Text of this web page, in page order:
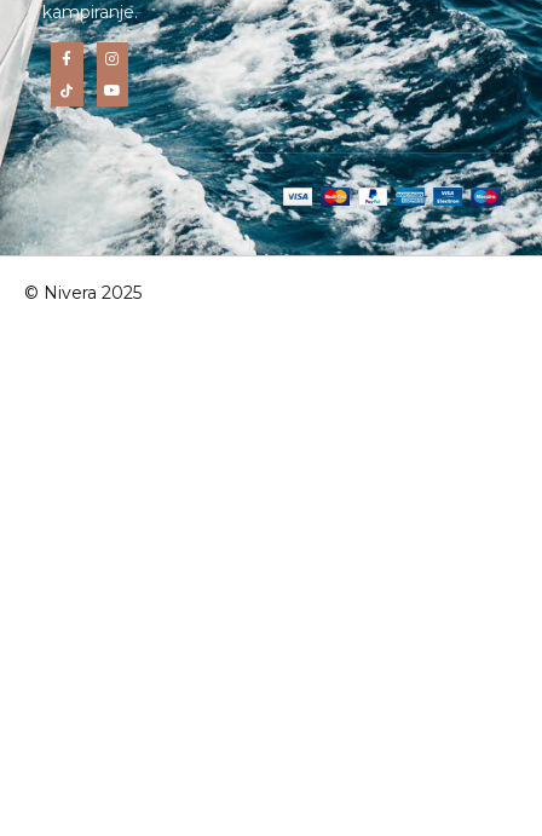
kampiranje.
© Nivera 2025